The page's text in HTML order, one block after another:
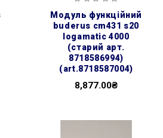
модуль функційний
buderus cm431 s20
logamatic 4000
(старий арт.
8718586994)
(art.8718587004)
8,877.00₴